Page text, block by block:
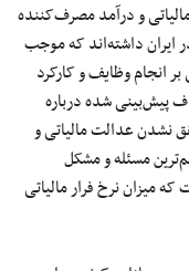
و درآمد مصرف‌کننده
ایران داشته‌اند که موجب
انجام وظایف و کارکرد
پیش‌بینیشدهدرباره
نشدن عدالت مالیاتی و
مسئله و مشکل
میزان نرخ فرار مالیاتی